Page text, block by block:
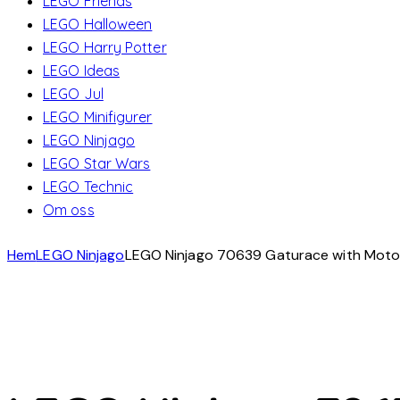
LEGO Halloween
LEGO Harry Potter
LEGO Ideas
LEGO Jul
LEGO Minifigurer
LEGO Ninjago
LEGO Star Wars
LEGO Technic
Om oss
HemLEGO NinjagoLEGO Ninjago 70639 Gaturace with